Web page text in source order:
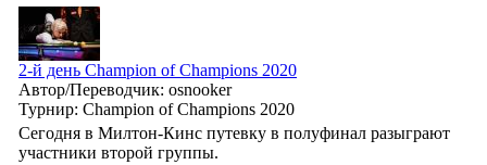
2-й день Champion of Champions 2020
Автор/Переводчик: osnooker
Турнир: Champion of Champions 2020
Сегодня в Милтон-Кинс путевку в полуфинал разыграют
участники второй группы.